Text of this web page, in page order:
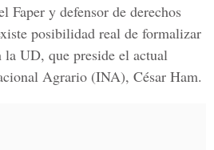
Faper y defensor de derechos
posibilidad real de formalizar
UD, que preside el actual
Agrario (INA), César Ham.